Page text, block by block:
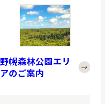
野幌森林公園エリ
アのご案内